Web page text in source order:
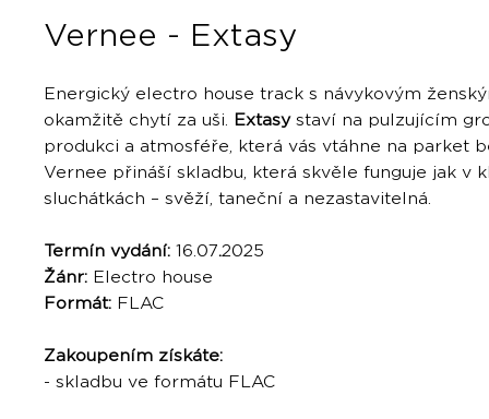
Vernee - Extasy
Energický electro house track s návykovým
okamžitě chytí za uši. Extasystaví na pulzujícím
produkci a atmosféře, která vás vtáhne na parket
Vernee přináší skladbu, která skvěle funguje jak v
sluchátkách – svěží, taneční a nezastavitelná.
Termín vydání: 16.07.2025
Žánr: Electro house
Formát: FLAC
Zakoupením získáte:
- skladbu ve formátu FLAC